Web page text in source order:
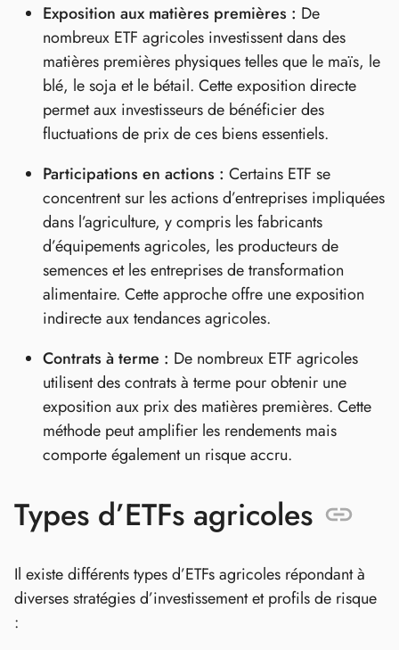
Exposition aux matières premières : De
nombreux ETF agricoles investissent dans des
matières premières physiques telles que le maïs, le
blé, le soja et le bétail. Cette exposition directe
permet aux investisseurs de bénéficier des
fluctuations de prix de ces biens essentiels.
Participations en actions : Certains ETF se
concentrent sur les actions d’entreprises impliquées
dans l’agriculture, y compris les fabricants
d’équipements agricoles, les producteurs de
semences et les entreprises de transformation
alimentaire. Cette approche offre une exposition
indirecte aux tendances agricoles.
Contrats à terme : De nombreux ETF agricoles
utilisent des contrats à terme pour obtenir une
exposition aux prix des matières premières. Cette
méthode peut amplifier les rendements mais
comporte également un risque accru.
Types d’ETFs agricoles
Il existe différents types d’ETFs agricoles répondant à
diverses stratégies d’investissement et profils de risque
: